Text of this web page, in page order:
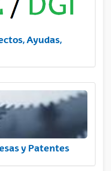
Ayudas,
y Patentes